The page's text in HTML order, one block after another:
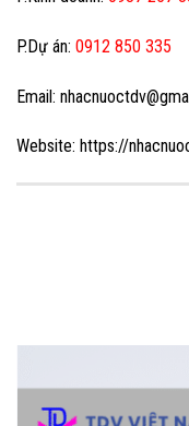
P.Dự án: 0912 850 335
Email:
Website: https://